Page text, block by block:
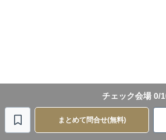
チェック会場 0/
まとめて問合せ(無料)